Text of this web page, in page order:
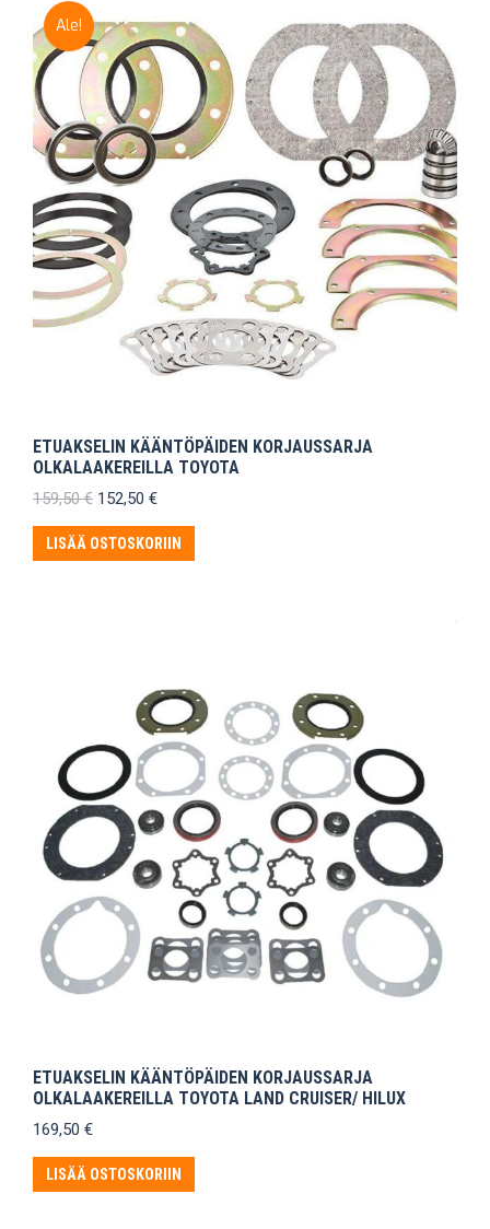
Ale!
ETUAKSELIN KÄÄNTÖPÄIDEN KORJAUSSARJA
OLKALAAKEREILLA TOYOTA
159,50€ Alkuperäinen
oli:
159,50 €.
152,50 €Nykyinen
on:
152,50 €.
LISÄÄ OSTOSKORIIN
ETUAKSELIN KÄÄNTÖPÄIDEN KORJAUSSARJA
OLKALAAKEREILLA TOYOTA LAND CRUISER/ HILUX
169,50 €
LISÄÄ OSTOSKORIIN